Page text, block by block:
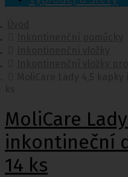
MoliCare
inkontineční
14 ks